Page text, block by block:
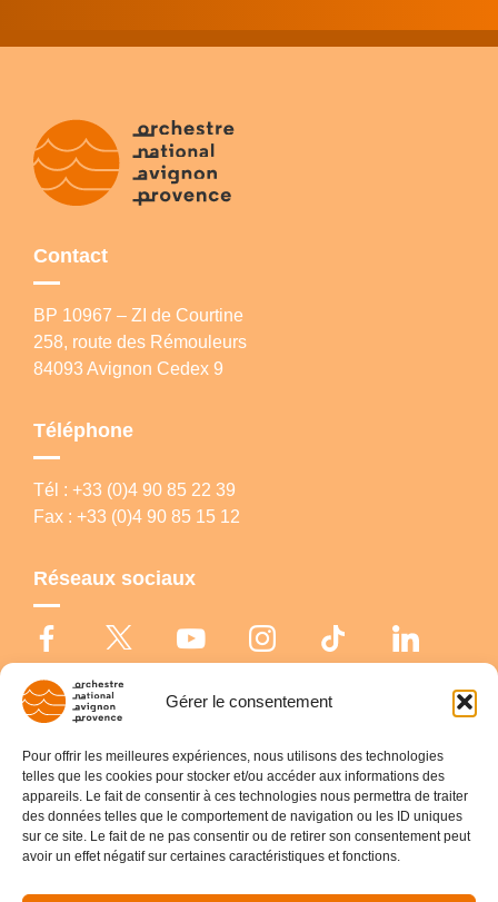
Gérer le consentement
Pour offrir les meilleures expériences, nous utilisons des technologies
telles que les cookies pour stocker et/ou accéder aux informations des
appareils. Le fait de consentir à ces technologies nous permettra de traiter
des données telles que le comportement de navigation ou les ID uniques
sur ce site. Le fait de ne pas consentir ou de retirer son consentement peut
avoir un effet négatif sur certaines caractéristiques et fonctions.
Contact
BP 10967 – ZI de Courtine
258, route des Rémouleurs
84093 Avignon Cedex 9
Téléphone
Tél : +33 (0)4 90 85 22 39
Fax : +33 (0)4 90 85 15 12
Réseaux sociaux
© Copyright 2026 Orchestre national Avignon-Provence |
Politique de
cookies
Déclaration de confidentialité Mentions légales